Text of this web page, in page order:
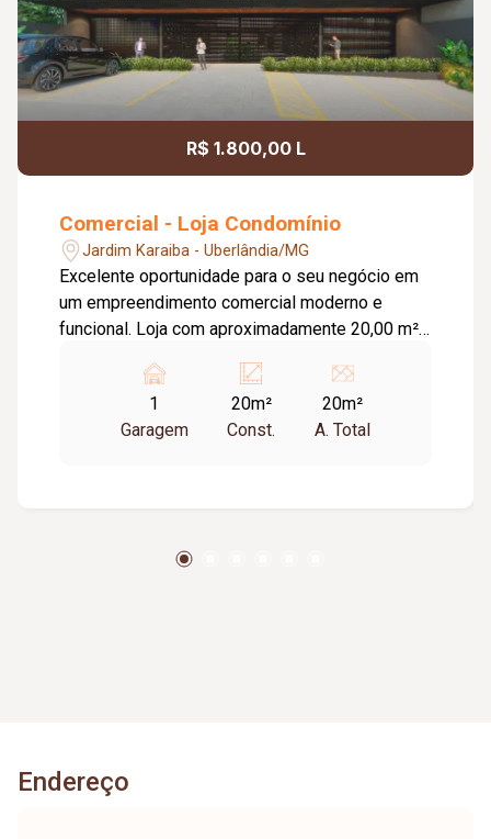
R$ 1.800,00 L
Comercial - Loja Condomínio
Jardim Karaiba - Uberlândia/MG
Excelente oportunidade para o seu negócio em
um empreendimento comercial moderno e
funcional. Loja com aproximadamente 20,00 m²,
espaço prático, bem estruturado e pronto para
receber clientes. O empreendimento oferece
uma completa infraestrutura compartilhada,
para as operações do dia a dia. Conta ainda com
1
Garagem
20m²
Const.
20m²
A. Total
Endereço